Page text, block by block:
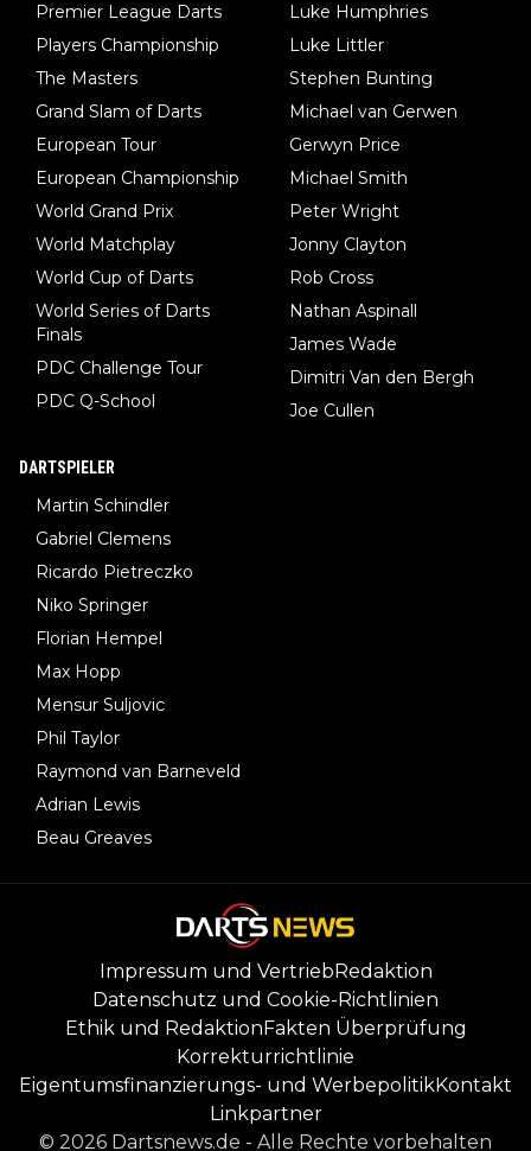
Premier League Darts
Players Championship
The Masters
Grand Slam of Darts
European Tour
European Championship
World Grand Prix
World Matchplay
World Cup of Darts
World Series of Darts
Finals
PDC Challenge Tour
PDC Q-School
Luke Humphries
Luke Littler
Stephen Bunting
Michael van Gerwen
Gerwyn Price
Michael Smith
Peter Wright
Jonny Clayton
Rob Cross
Nathan Aspinall
James Wade
Dimitri Van den Bergh
Joe Cullen
DARTSPIELER
Martin Schindler
Gabriel Clemens
Ricardo Pietreczko
Niko Springer
Florian Hempel
Max Hopp
Mensur Suljovic
Phil Taylor
Raymond van Barneveld
Adrian Lewis
Beau Greaves
Impressum und VertriebRedaktion
Datenschutz und Cookie-Richtlinien
Ethik und RedaktionFakten Überprüfung
Korrekturrichtlinie
Eigentumsfinanzierungs- und WerbepolitikKontakt
Linkpartner
© 2026 Dartsnews.de - Alle Rechte vorbehalten